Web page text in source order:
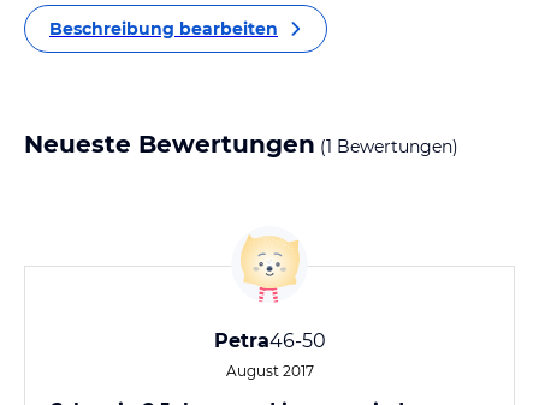
Beschreibung bearbeiten
Neueste Bewertungen (1 Bewertungen)
Petra46-50
August 2017